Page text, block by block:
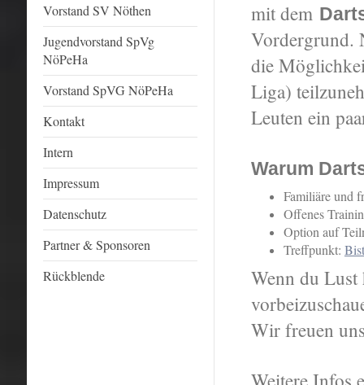
Vorstand SV Nöthen
Jugendvorstand SpVg
NöPeHa
Vorstand SpVG NöPeHa
Kontakt
Intern
Impressum
Datenschutz
Partner & Sponsoren
Rückblende
mit dem
Vordergrund.
die
Liga)
Leuten ein
Warum
Familiäre und
Offenes
Option auf
Treffpunkt:
Wenn du Lust
Wir freuen